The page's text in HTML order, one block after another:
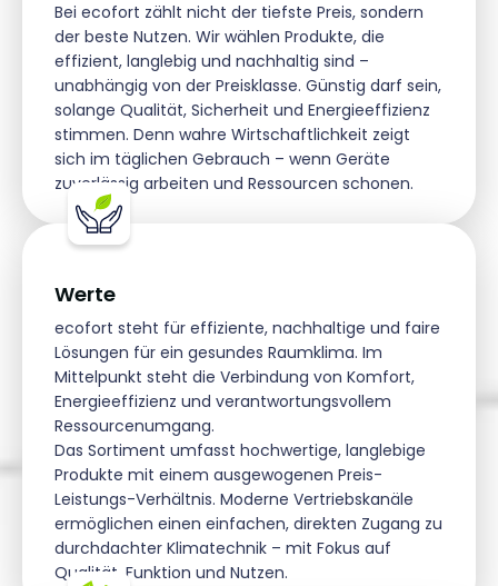
Bei ecofort zählt nicht der tiefste Preis, sondern
der beste Nutzen. Wir wählen Produkte, die
effizient, langlebig und nachhaltig sind –
unabhängig von der Preisklasse. Günstig darf sein,
solange Qualität, Sicherheit und Energieeffizienz
stimmen. Denn wahre Wirtschaftlichkeit zeigt
sich im täglichen Gebrauch – wenn Geräte
zuverlässig arbeiten und Ressourcen schonen.
Werte
ecofort steht für effiziente, nachhaltige und faire
Lösungen für ein gesundes Raumklima. Im
Mittelpunkt steht die Verbindung von Komfort,
Energieeffizienz und verantwortungsvollem
Ressourcenumgang.
Das Sortiment umfasst hochwertige, langlebige
Produkte mit einem ausgewogenen Preis-
Leistungs-Verhältnis. Moderne Vertriebskanäle
ermöglichen einen einfachen, direkten Zugang zu
durchdachter Klimatechnik – mit Fokus auf
Qualität, Funktion und Nutzen.